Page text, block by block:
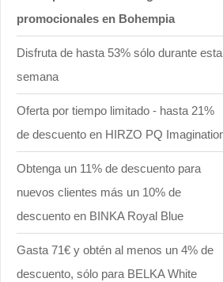
promocionales en Bohempia
Disfruta de hasta 53% sólo durante esta
semana
Oferta por tiempo limitado - hasta 21%
de descuento en HIRZO PQ
Obtenga un 11% de descuento para
nuevos clientes más un 10% de
descuento en BINKA Royal Blue
Gasta 71€ y obtén al menos un 4% de
descuento, sólo para BELKA White